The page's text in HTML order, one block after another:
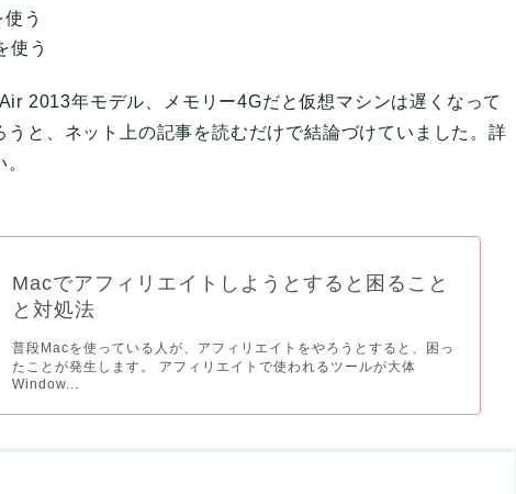
う
使う
2013年モデル、メモリー4Gだと仮想マシンは遅くなって
うと、ネット上の記事を読むだけで結論づけていました。詳
Macでアフィリエイトしようとすると困ること
と対処法
普段Macを使っている人が、アフィリエイトをやろうとすると、困っ
たことが発生します。 アフィリエイトで使われるツールが大体
Window...